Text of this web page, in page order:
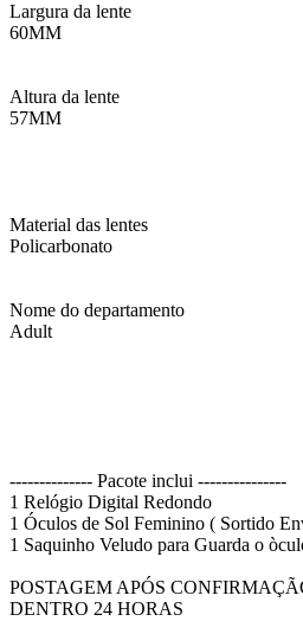
Largura da lente
60MM
Altura da lente
57MM
Material das lentes
Policarbonato
Nome do departamento
Adult
-------------- Pacote inclui ---------------
1 Relógio Digital Redondo
1 Óculos de Sol Feminino ( Sortido
1 Saquinho Veludo para Guarda o
POSTAGEM APÓS
DENTRO 24 HORAS